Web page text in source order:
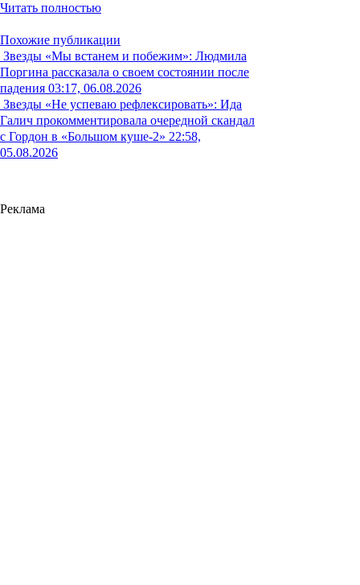
Читать полностью
Похожие публикации
Звезды «Мы встанем и побежим»: Людмила
Поргина рассказала о своем состоянии после
падения 03:17, 06.08.2026
Звезды «Не успеваю рефлексировать»: Ида
Галич прокомментировала очередной скандал
с Гордон в «Большом куше-2» 22:58,
05.08.2026
Реклама